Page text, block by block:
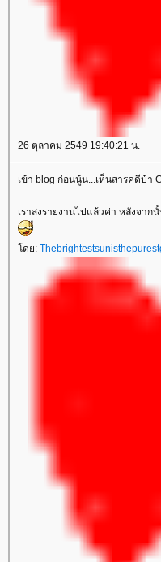
26 ตุลาคม 2549 19:40:21 น.
เข้า blog ก่อนนู้น...เห็นสารคดีป๋า
เราส่งรายงานไปแล้วค่า หลังจา
ดย: